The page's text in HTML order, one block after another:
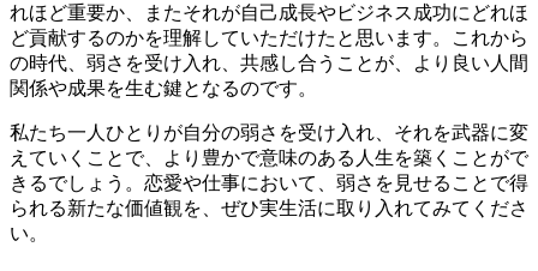
れほど重要か、またそれが自己成長やビジネス成功にどれほ
ど貢献するのかを理解していただけたと思います。これから
の時代、弱さを受け入れ、共感し合うことが、より良い人間
関係や成果を生む鍵となるのです。
私たち一人ひとりが自分の弱さを受け入れ、それを武器に変
えていくことで、より豊かで意味のある人生を築くことがで
きるでしょう。恋愛や仕事において、弱さを見せることで得
られる新たな価値観を、ぜひ実生活に取り入れてみてくださ
い。